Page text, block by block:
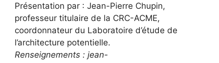
Présentation par : Jean-Pierre Chupin,
professeur titulaire de la CRC-ACME,
coordonnateur du Laboratoire d’étude de
l’architecture potentielle.
Renseignements : jean-